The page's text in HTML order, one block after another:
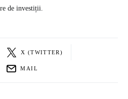
de investiții.
X (TWITTER)
MAIL